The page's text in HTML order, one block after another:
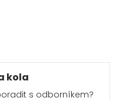
kola
s odborníkem?